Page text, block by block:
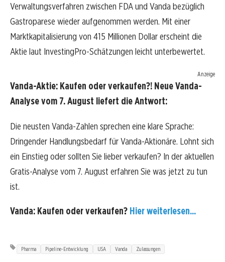
Verwaltungsverfahren zwischen FDA und Vanda bezüglich
Gastroparese wieder aufgenommen werden. Mit einer
Marktkapitalisierung von 415 Millionen Dollar erscheint die
Aktie laut InvestingPro-Schätzungen leicht unterbewertet.
Anzeige
Vanda-Aktie: Kaufen oder verkaufen?! Neue Vanda-
Analyse vom 7. August liefert die Antwort:
Die neusten Vanda-Zahlen sprechen eine klare Sprache:
Dringender Handlungsbedarf für Vanda-Aktionäre. Lohnt sich
ein Einstieg oder sollten Sie lieber verkaufen? In der aktuellen
Gratis-Analyse vom 7. August erfahren Sie was jetzt zu tun
ist.
Vanda: Kaufen oder verkaufen? Hier weiterlesen...
Pharma Pipeline-Entwicklung USA Vanda Zulassungen